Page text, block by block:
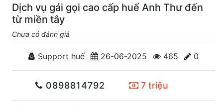
Dịch vụ gái gọi cao cấp huế Anh Thư đến
từ miền tây
Chưa có đánh giá
Support huế 26-06-2025 465 0
0898814792 7 triệu